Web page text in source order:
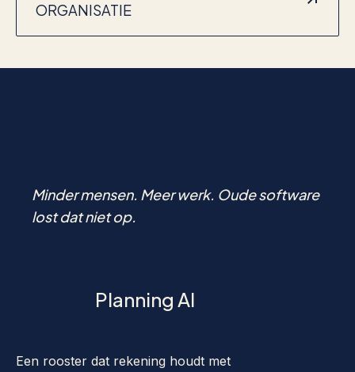
ORGANISATIE
Minder mensen. Meer werk. Oude software
lost dat niet op.
Planning AI
Een rooster dat rekening houdt met